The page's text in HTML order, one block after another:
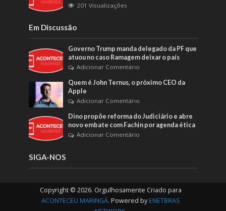
201 Visualizações
Em Discussão
Governo Trump manda delegado da PF que
atuou no caso Ramagem deixar o país
Adicionar Comentário
Quem é John Ternus, o próximo CEO da
Apple
Adicionar Comentário
Dino propõe reforma do Judiciário e abre
novo embate com Fachin por agenda ética
Adicionar Comentário
SIGA-NOS
Copyright © 2026. Orgulhosamente Criado para
ACONTECEU MARINGÁ. Powered by ENETBRAS